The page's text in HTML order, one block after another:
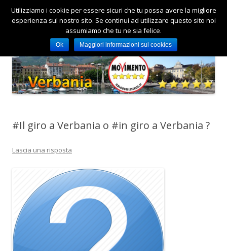
Verbania 5 Stelle
Sito ufficiale del MoVimento 5 Stelle del Comune di Verbania
Menu Vai
al
contenuto
#Il giro a Verbania o #in giro a Verbania ?
Lascia una risposta
Utilizziamo i cookie per essere sicuri che tu possa avere la migliore
esperienza sul nostro sito. Se continui ad utilizzare questo sito noi
assumiamo che tu ne sia felice.
Ok Maggiori informazioni sui cookies